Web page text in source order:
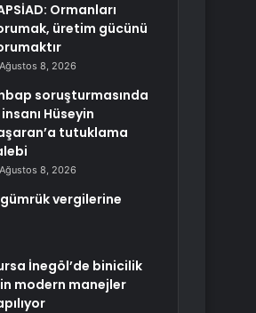
Ormanları
üretim gücünü
Ağustos 8, 2026
soruşturmasında
Hüseyin
tutuklama
Ağustos 8, 2026
gümrük vergilerine
İnegöl’de binicilik
modern manejler